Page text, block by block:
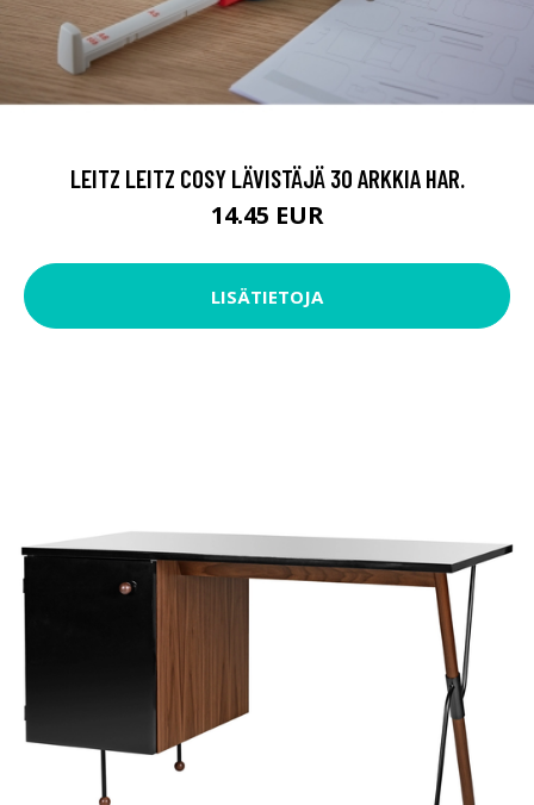
LEITZ LEITZ COSY LÄVISTÄJÄ 30 ARKKIA HAR.
14.45 EUR
LISÄTIETOJA